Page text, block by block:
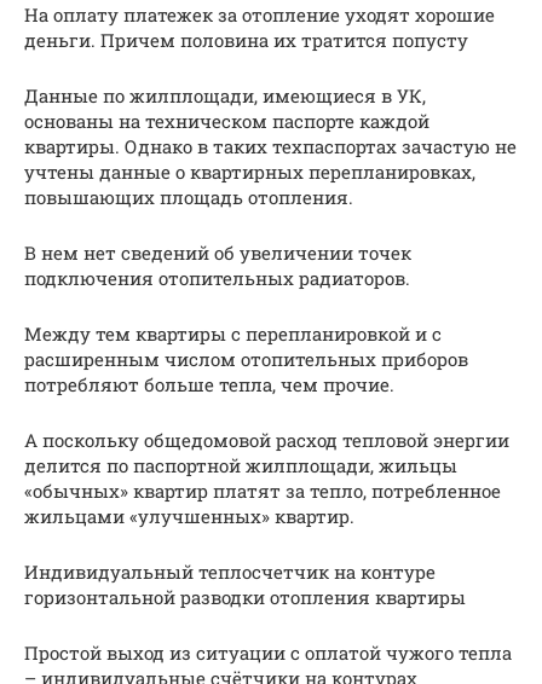
На оплату платежек за отопление уходят хорошие
деньги. Причем половина их тратится попусту
Данные по жилплощади, имеющиеся в УК,
основаны на техническом паспорте каждой
квартиры. Однако в таких техпаспортах зачастую не
учтены данные о квартирных перепланировках,
повышающих площадь отопления.
В нем нет сведений об увеличении точек
подключения отопительных радиаторов.
Между тем квартиры с перепланировкой и с
расширенным числом отопительных приборов
потребляют больше тепла, чем прочие.
А поскольку общедомовой расход тепловой энергии
делится по паспортной жилплощади, жильцы
«обычных» квартир платят за тепло, потребленное
жильцами «улучшенных» квартир.
Индивидуальный теплосчетчик на контуре
горизонтальной разводки отопления квартиры
Простой выход из ситуации с оплатой чужого тепла
– индивидуальные счётчики на контурах